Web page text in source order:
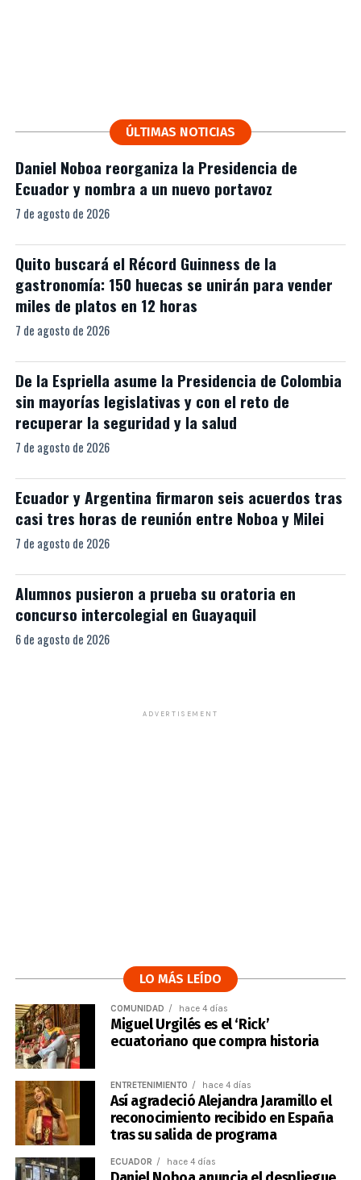
ÚLTIMAS NOTICIAS
Daniel Noboa reorganiza la Presidencia de
Ecuador y nombra a un nuevo portavoz
7 de agosto de 2026
Quito buscará el Récord Guinness de la
gastronomía: 150 huecas se unirán para vender
miles de platos en 12 horas
7 de agosto de 2026
De la Espriella asume la Presidencia de Colombia
sin mayorías legislativas y con el reto de
recuperar la seguridad y la salud
7 de agosto de 2026
Ecuador y Argentina firmaron seis acuerdos tras
casi tres horas de reunión entre Noboa y Milei
7 de agosto de 2026
Alumnos pusieron a prueba su oratoria en
concurso intercolegial en Guayaquil
6 de agosto de 2026
ADVERTISEMENT
LO MÁS LEÍDO
COMUNIDAD hace 4 días
Miguel Urgilés es el ‘Rick’
ecuatoriano que compra historia
ENTRETENIMIENTO hace 4 días
Así agradeció Alejandra Jaramillo el
reconocimiento recibido en España
tras su salida de programa
ECUADOR hace 4 días